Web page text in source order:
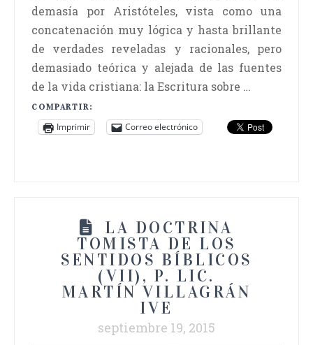
demasía por Aristóteles, vista como una
concatenación muy lógica y hasta brillante
de verdades reveladas y racionales, pero
demasiado teórica y alejada de las fuentes
de la vida cristiana: la Escritura sobre …
COMPARTIR:
Imprimir Correo electrónico
LA DOCTRINA
TOMISTA DE LOS
SENTIDOS BÍBLICOS
(VII), P. LIC.
MARTÍN VILLAGRÁN
IVE
septiembre 19, 2015